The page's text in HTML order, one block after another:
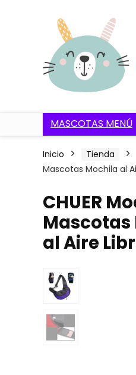
MASCOTAS MENÚ
Inicio Tienda
Mascotas Mochila al
CHUER
al Aire